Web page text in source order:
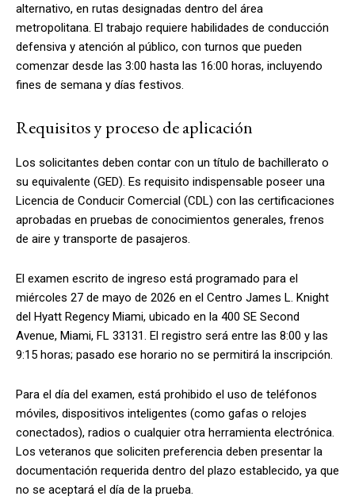
alternativo, en rutas designadas dentro del área
metropolitana. El trabajo requiere habilidades de conducción
defensiva y atención al público, con turnos que pueden
comenzar desde las 3:00 hasta las 16:00 horas, incluyendo
fines de semana y días festivos.
Requisitos y proceso de aplicación
Los solicitantes deben contar con un título de bachillerato o
su equivalente (GED). Es requisito indispensable poseer una
Licencia de Conducir Comercial (CDL) con las certificaciones
aprobadas en pruebas de conocimientos generales, frenos
de aire y transporte de pasajeros.
El examen escrito de ingreso está programado para el
miércoles 27 de mayo de 2026 en el Centro James L. Knight
del Hyatt Regency Miami, ubicado en la 400 SE Second
Avenue, Miami, FL 33131. El registro será entre las 8:00 y las
9:15 horas; pasado ese horario no se permitirá la inscripción.
Para el día del examen, está prohibido el uso de teléfonos
móviles, dispositivos inteligentes (como gafas o relojes
conectados), radios o cualquier otra herramienta electrónica.
Los veteranos que soliciten preferencia deben presentar la
documentación requerida dentro del plazo establecido, ya que
no se aceptará el día de la prueba.